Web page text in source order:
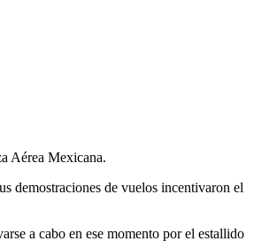
Aérea Mexicana.
demostraciones de vuelos incentivaron el
a cabo en ese momento por el estallido